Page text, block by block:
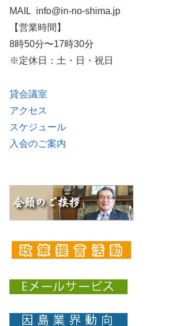
MAIL info@in-no-shima.jp
【営業時間】
8時50分〜17時30分
※定休日：土・日・祝日
貸会議室
アクセス
スケジュール
入会のご案内